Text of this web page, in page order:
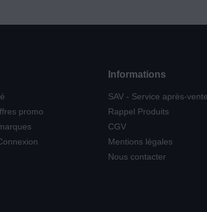
promo
Informations
SAV - Service après-vente
Rappel Produits
CGV
Mentions légales
Nous contacter